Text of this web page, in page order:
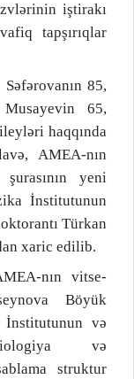
iştirakı
tapşırıqlar
85,
65,
haqqında
AMEA-nın
yeni
İnstitutunun
Türkan
xaric edilib.
nın vitse-
Böyük
və
və
struktur